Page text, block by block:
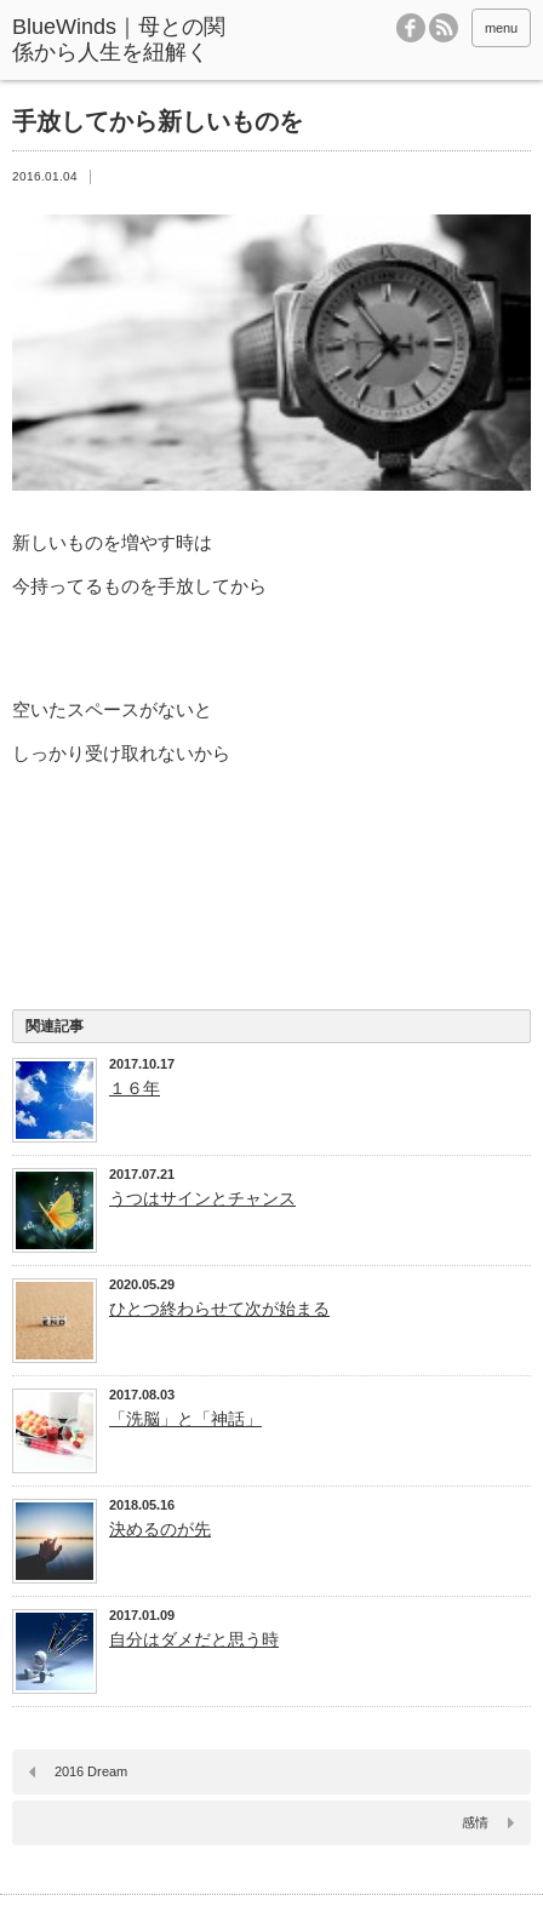
BlueWinds｜母との関
係から人生を紐解く
menu
手放してから新しいものを
2016.01.04
新しいものを増やす時は
今持ってるものを手放してから
空いたスペースがないと
しっかり受け取れないから
関連記事
2017.10.17
１６年
2017.07.21
うつはサインとチャンス
2020.05.29
ひとつ終わらせて次が始まる
2017.08.03
「洗脳」と「神話」
2018.05.16
決めるのが先
2017.01.09
自分はダメだと思う時
2016 Dream
感情